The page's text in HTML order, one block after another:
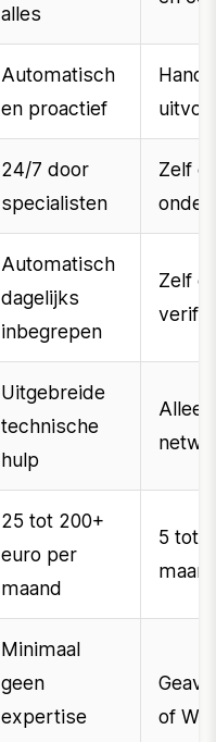
alles
Automatisch
en proactief
24/7 door
specialisten
Zelf
Automatisch
dagelijks
inbegrepen
Zelf
Uitgebreide
technische
hulp
25 tot 200+
euro per
maand
5 tot
Minimaal
geen
expertise
of